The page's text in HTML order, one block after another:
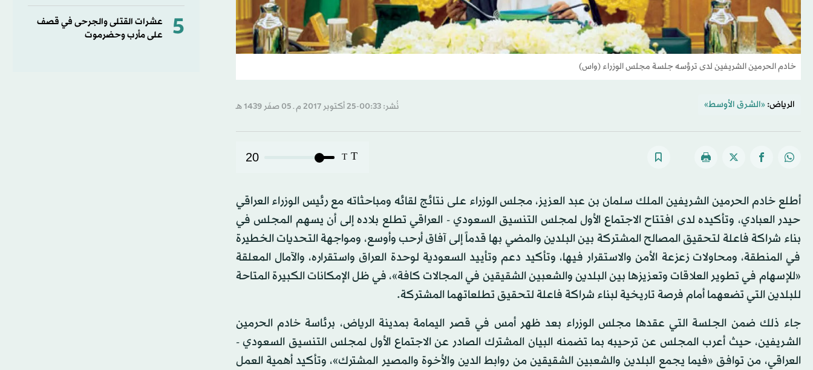
خادم الحرمين الشريفين لدى ترؤسه جلسة مجلس الوزراء (واس)
الرياض: «الشرق الأوسط» نُشر: 00:33-25 أكتوبر 2017 م ـ 05 صفَر 1439 هـ
T
T
20
أطلع خادم الحرمين الشريفين الملك سلمان بن عبد العزيز، مجلس الوزراء على نتائج لقائه ومباحثاته مع رئيس الوزراء العراقي
حيدر العبادي، وتأكيده لدى افتتاح الاجتماع الأول لمجلس التنسيق السعودي - العراقي تطلع بلاده إلى أن يسهم المجلس في
بناء شراكة فاعلة لتحقيق المصالح المشتركة بين البلدين والمضي بها قدماً إلى آفاق أرحب وأوسع، ومواجهة التحديات الخطيرة
في المنطقة، ومحاولات زعزعة الأمن والاستقرار فيها، وتأكيد دعم وتأييد السعودية لوحدة العراق واستقراره، والآمال المعلقة
«للإسهام في تطوير العلاقات وتعزيزها بين البلدين والشعبين الشقيقين في المجالات كافة»، في ظل الإمكانات الكبيرة المتاحة
للبلدين التي تضعهما أمام فرصة تاريخية لبناء شراكة فاعلة لتحقيق تطلعاتهما المشتركة.
جاء ذلك ضمن الجلسة التي عقدها مجلس الوزراء بعد ظهر أمس في قصر اليمامة بمدينة الرياض، برئاسة خادم الحرمين
الشريفين، حيث أعرب المجلس عن ترحيبه بما تضمنه البيان المشترك الصادر عن الاجتماع الأول لمجلس التنسيق السعودي -
العراقي، من توافق «فيما يجمع البلدين والشعبين الشقيقين من روابط الدين والأخوة والمصير المشترك»، وتأكيد أهمية العمل
5
عشرات القتلى والجرحى في قصف
على مأرب وحضرموت